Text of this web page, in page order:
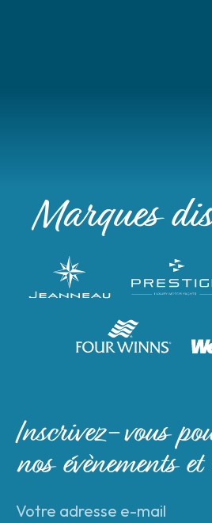
Marques
Inscrivez-vous
nos évènements